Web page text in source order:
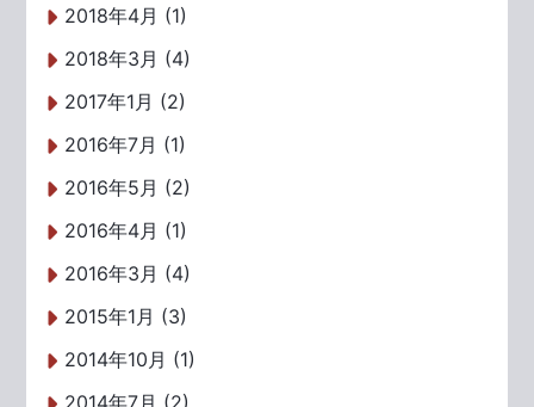
2018年4月 (1)
2018年3月 (4)
2017年1月 (2)
2016年7月 (1)
2016年5月 (2)
2016年4月 (1)
2016年3月 (4)
2015年1月 (3)
2014年10月 (1)
2014年7月 (2)